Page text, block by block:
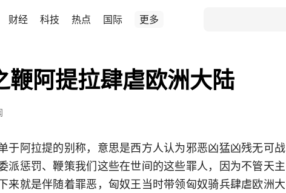
财经 科技 热点 国际 更多
鞭阿提拉肆虐欧洲大陆
于阿拉提的别称，意思是西方人认为邪恶凶猛凶残无可战
派惩罚、鞭策我们这些在世间的这些罪人，因为不管天主
来就是伴随着罪恶，匈奴王当时带领匈奴骑兵肆虐欧洲大